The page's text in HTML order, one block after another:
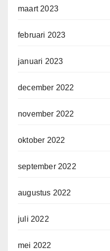
maart 2023
februari 2023
januari 2023
december 2022
november 2022
oktober 2022
september 2022
augustus 2022
juli 2022
mei 2022